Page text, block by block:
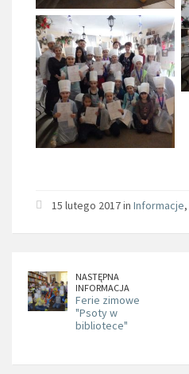
15 lutego 2017 in Informacje,
NASTĘPNA
INFORMACJA
Ferie zimowe
"Psoty w
bibliotece"